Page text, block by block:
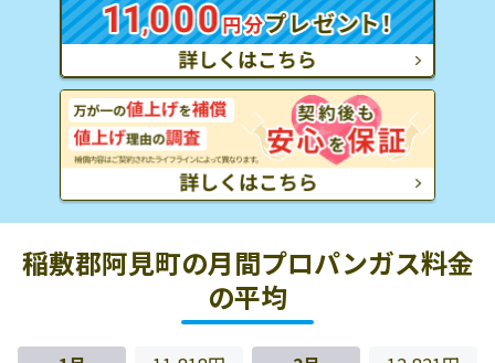
稲敷郡阿見町の月間プロパンガス料金
の平均